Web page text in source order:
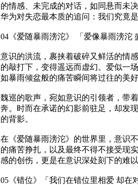
的情感、未完成的对话，如同悬而未
华为对失恋最本质的追问：我们究竟
04《爱随暴雨滂沱》 「爱像暴雨滂沱
意识的洪流，裹挟着破碎又鲜活的情
的敲打下，变得遥远而虚幻。爱似一
如暴雨倾盆般的痛苦瞬间将过往的美好
魏巡的歌声，宛如意识的引领者，带
奔。时而在承诺的幻影前驻足，却发
的背影。
在《爱随暴雨滂沱》的世界里，意识
的痛苦挣扎，以及最终不得不接受现
感的创伤，更是在意识深处刻下的难以
05《错位》「我们在错位里相爱 却在